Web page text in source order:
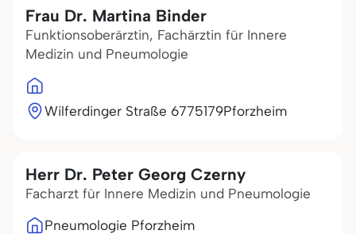
Frau Dr. Martina Binder
Funktionsoberärztin, Fachärztin für Innere
Medizin und Pneumologie
Wilferdinger Straße 6775179Pforzheim
Herr Dr. Peter Georg Czerny
Facharzt für Innere Medizin und Pneumologie
Pneumologie Pforzheim